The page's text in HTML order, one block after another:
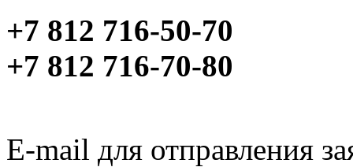
+7 812 716-50-70
+7 812 716-70-80
E-mail для отправления